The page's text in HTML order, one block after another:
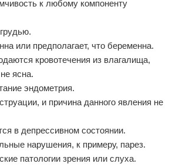
к любому компоненту
или предполагает, что беременна.
кровотечения из влагалища,
ясна.
эндометрия.
и причина данного явления не
в депрессивном состоянии.
нарушения, к примеру, парез.
патологии зрения или слуха.